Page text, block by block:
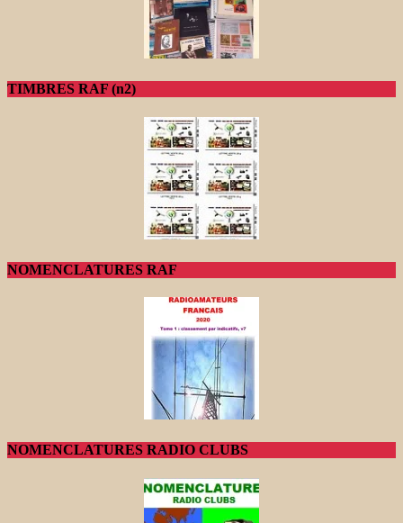
TIMBRES RAF (n2)
NOMENCLATURES RAF
NOMENCLATURES RADIO CLUBS